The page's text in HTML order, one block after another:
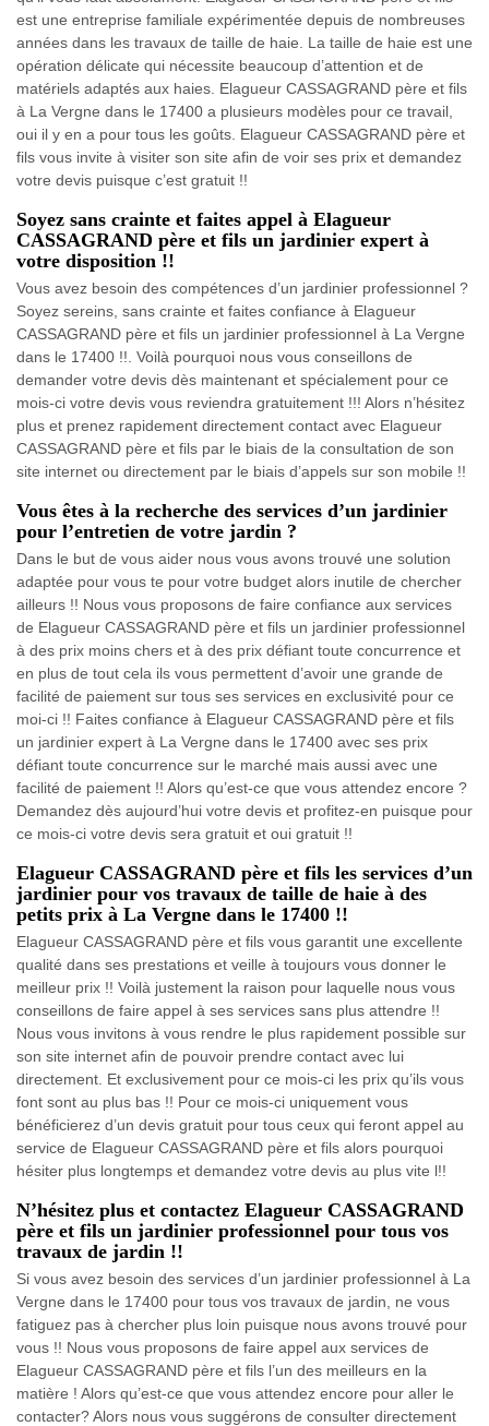
est une entreprise familiale expérimentée depuis de nombreuses
années dans les travaux de taille de haie. La taille de haie est une
opération délicate qui nécessite beaucoup d’attention et de
matériels adaptés aux haies. Elagueur CASSAGRAND père et fils
à La Vergne dans le 17400 a plusieurs modèles pour ce travail,
oui il y en a pour tous les goûts. Elagueur CASSAGRAND père et
fils vous invite à visiter son site afin de voir ses prix et demandez
votre devis puisque c’est gratuit !!
Soyez sans crainte et faites appel à Elagueur
CASSAGRAND père et fils un jardinier expert à
votre disposition !!
Vous avez besoin des compétences d’un jardinier professionnel ?
Soyez sereins, sans crainte et faites confiance à Elagueur
CASSAGRAND père et fils un jardinier professionnel à La Vergne
dans le 17400 !!. Voilà pourquoi nous vous conseillons de
demander votre devis dès maintenant et spécialement pour ce
mois-ci votre devis vous reviendra gratuitement !!! Alors n’hésitez
plus et prenez rapidement directement contact avec Elagueur
CASSAGRAND père et fils par le biais de la consultation de son
site internet ou directement par le biais d’appels sur son mobile !!
Vous êtes à la recherche des services d’un jardinier
pour l’entretien de votre jardin ?
Dans le but de vous aider nous vous avons trouvé une solution
adaptée pour vous te pour votre budget alors inutile de chercher
ailleurs !! Nous vous proposons de faire confiance aux services
de Elagueur CASSAGRAND père et fils un jardinier professionnel
à des prix moins chers et à des prix défiant toute concurrence et
en plus de tout cela ils vous permettent d’avoir une grande de
facilité de paiement sur tous ses services en exclusivité pour ce
moi-ci !! Faites confiance à Elagueur CASSAGRAND père et fils
un jardinier expert à La Vergne dans le 17400 avec ses prix
défiant toute concurrence sur le marché mais aussi avec une
facilité de paiement !! Alors qu’est-ce que vous attendez encore ?
Demandez dès aujourd’hui votre devis et profitez-en puisque pour
ce mois-ci votre devis sera gratuit et oui gratuit !!
Elagueur CASSAGRAND père et fils les services d’un
jardinier pour vos travaux de taille de haie à des
petits prix à La Vergne dans le 17400 !!
Elagueur CASSAGRAND père et fils vous garantit une excellente
qualité dans ses prestations et veille à toujours vous donner le
meilleur prix !! Voilà justement la raison pour laquelle nous vous
conseillons de faire appel à ses services sans plus attendre !!
Nous vous invitons à vous rendre le plus rapidement possible sur
son site internet afin de pouvoir prendre contact avec lui
directement. Et exclusivement pour ce mois-ci les prix qu’ils vous
font sont au plus bas !! Pour ce mois-ci uniquement vous
bénéficierez d’un devis gratuit pour tous ceux qui feront appel au
service de Elagueur CASSAGRAND père et fils alors pourquoi
hésiter plus longtemps et demandez votre devis au plus vite l!!
N’hésitez plus et contactez Elagueur CASSAGRAND
père et fils un jardinier professionnel pour tous vos
travaux de jardin !!
Si vous avez besoin des services d’un jardinier professionnel à La
Vergne dans le 17400 pour tous vos travaux de jardin, ne vous
fatiguez pas à chercher plus loin puisque nous avons trouvé pour
vous !! Nous vous proposons de faire appel aux services de
Elagueur CASSAGRAND père et fils l’un des meilleurs en la
matière ! Alors qu’est-ce que vous attendez encore pour aller le
contacter? Alors nous vous suggérons de consulter directement